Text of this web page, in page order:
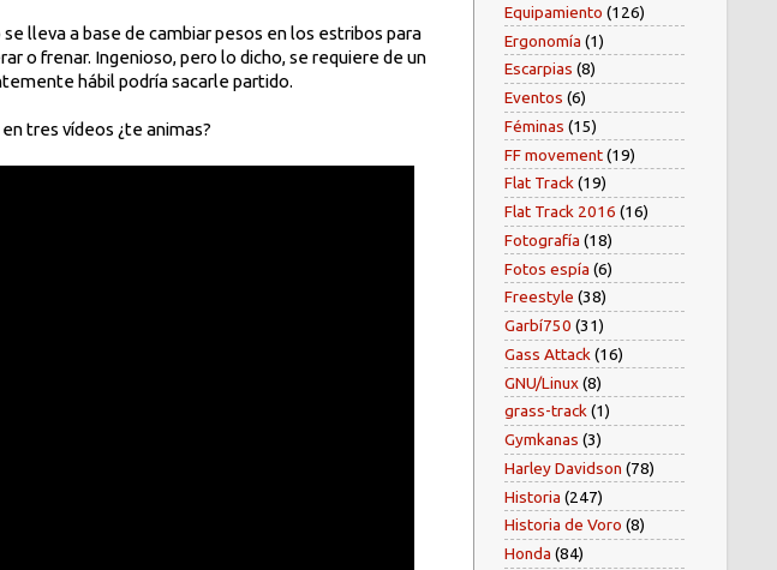
lleva a base de cambiar pesos en los estribos para
o frenar. Ingenioso, pero lo dicho, se requiere de un
hábil podría sacarle partido.
tres vídeos ¿te animas?
Equipamiento (126)
Ergonomía (1)
Escarpias (8)
Eventos (6)
Féminas (15)
FF movement(19)
Flat Track(19)
Flat Track 2016 (16)
Fotografía (18)
Fotos espía (6)
Freestyle (38)
Garbí750 (31)
Gass Attack (16)
GNU/Linux(8)
grass-track(1)
Gymkanas (3)
Harley Davidson (78)
Historia (247)
Historia de Voro (8)
Honda (84)